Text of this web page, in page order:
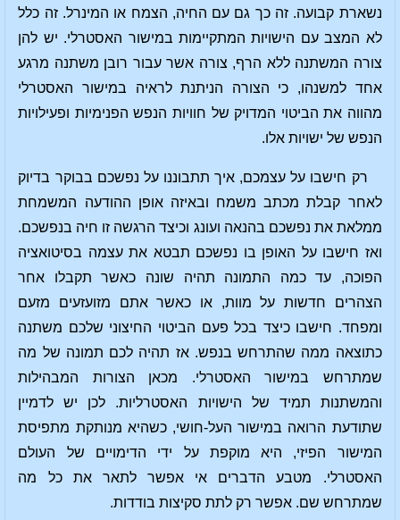
נשארת קבועה. זה כך גם עם החיה, הצמח או המינרל. זה כלל
לא המצב עם הישויות המתקיימות במישור האסטרלי. יש להן
צורה המשתנה ללא הרף, צורה אשר עבור רובן משתנה מרגע
אחד למשנהו, כי הצורה הניתנת לראיה במישור האסטרלי
מהווה את הביטוי המדויק של חוויות הנפש הפנימיות ופעילויות
הנפש של ישויות אלו.
רק חישבו על עצמכם, איך תתבוננו על נפשכם בבוקר בדיוק
לאחר קבלת מכתב משמח ובאיזה אופן ההודעה המשמחת
ממלאת את נפשכם בהנאה ועונג וכיצד הרגשה זו חיה בנפשכם.
ואז חישבו על האופן בו נפשכם תבטא את עצמה בסיטואציה
הפוכה, עד כמה התמונה תהיה שונה כאשר תקבלו אחר
הצהרים חדשות על מוות, או כאשר אתם מזועזעים מזעם
ומפחד. חישבו כיצד בכל פעם הביטוי החיצוני שלכם משתנה
כתוצאה ממה שהתרחש בנפש. אז תהיה לכם תמונה של מה
שמתרחש במישור האסטרלי. מכאן הצורות המבהילות
והמשתנות תמיד של הישויות האסטרליות. לכן יש לדמיין
שתודעת הרואה במישור העל-חושי, כשהיא מנותקת מתפיסת
המישור הפיזי, היא מוקפת על ידי הדימויים של העולם
האסטרלי. מטבע הדברים אי אפשר לתאר את כל מה
שמתרחש שם. אפשר רק לתת סקיצות בודדות.